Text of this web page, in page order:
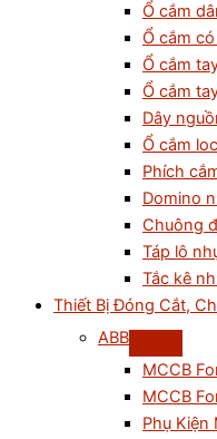
Ổ cắm
Ổ cắm
Ổ cắm
Ổ cắm
Dây
Ổ cắm
Phích
Domino
Chuông
Táp lô
Tắc kê
Thiết Bị Đóng Cắt,
ABB
MCCB
MCCB
Phụ Kiện